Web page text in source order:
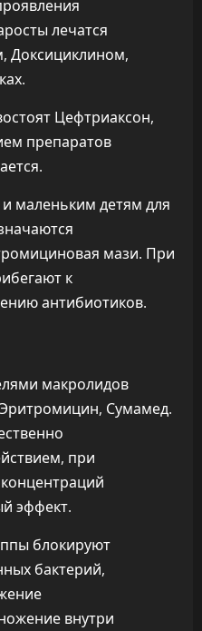
лечатся
Доксициклином,
Цефтриаксон,
препаратов
маленьким детям для
мази. При
к
антибиотиков.
макролидов
Сумамед.
при
эффект.
блокируют
бактерий,
внутри